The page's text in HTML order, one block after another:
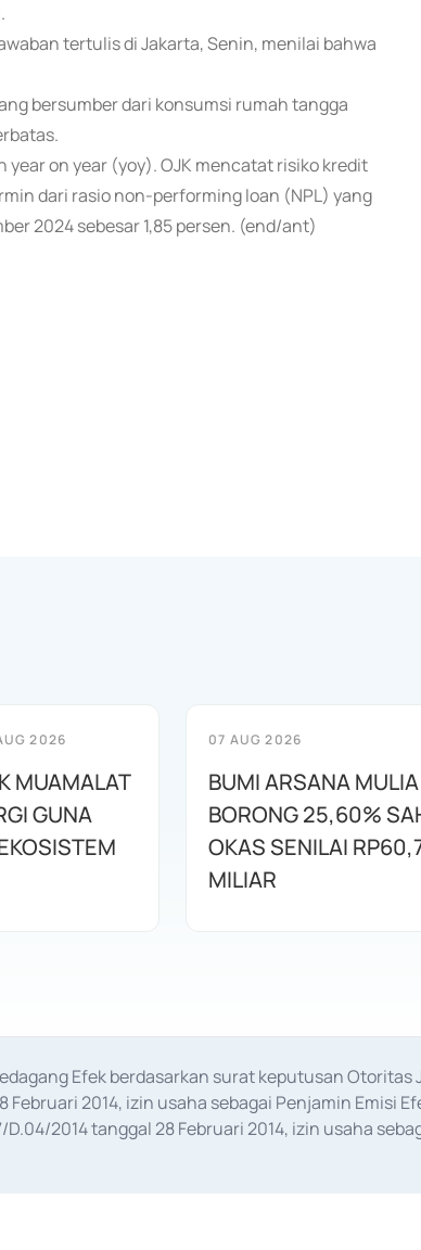
tertulis di Jakarta, Senin, menilai bahwa
bersumber dari konsumsi rumah tangga
on year (yoy). OJK mencatat risiko kredit
dari rasio non-performing loan (NPL) yang
2024 sebesar 1,85 persen. (end/ant)
2026
MUAMALAT
GUNA
07 AUG 2026
BUMI ARSANA MULIA
BORONG 25,60%
OKAS SENILAI
MILIAR
Efek berdasarkan surat keputusan Otoritas
Februari 2014, izin usaha sebagai Penjamin Emisi
2014 tanggal 28 Februari 2014, izin usaha